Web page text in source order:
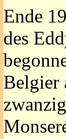
Ende
des
Belgier